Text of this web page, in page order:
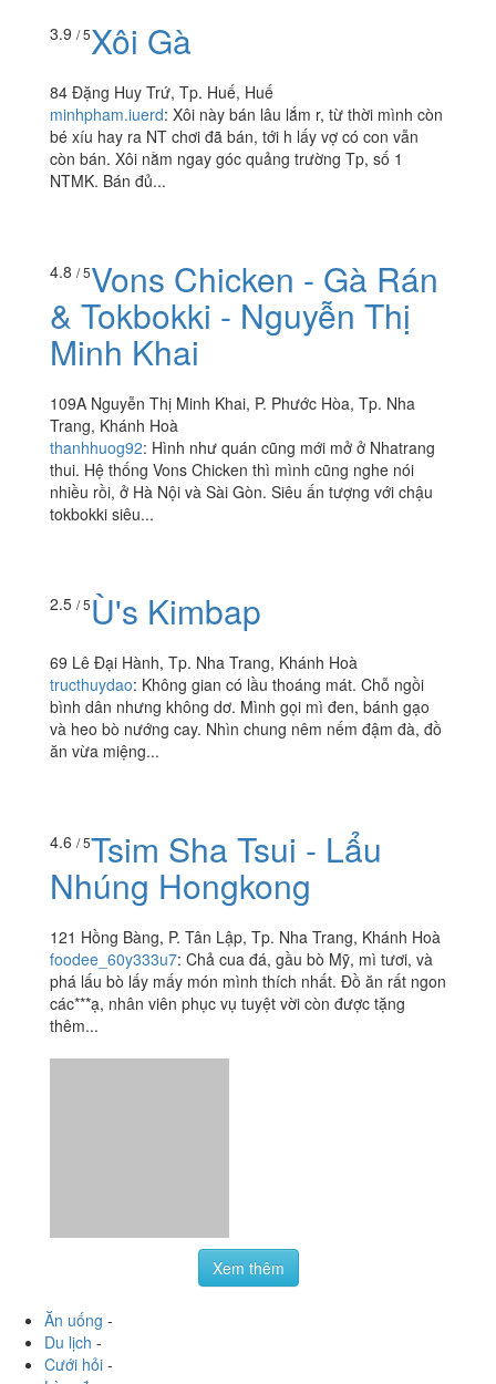
3.9/ 5Xôi Gà
84 Đặng Huy Trứ, Tp. Huế, Huế
NTMK. Bán đủ...
4.8 / 5 Vons Chicken - Gà Rán
& Tokbokki - Nguyễn Thị
Minh Khai
109A Nguyễn Thị Minh Khai, P. Phước Hòa, Tp. Nha
Trang, Khánh Hoà
tokbokki siêu...
2.5/ 5Ù's Kimbap
69 Lê Đại Hành, Tp. Nha Trang, Khánh Hoà
ăn vừa miệng...
4.6 / 5Tsim Sha Tsui - Lẩu
Nhúng Hongkong
121 Hồng Bàng, P. Tân Lập, Tp. Nha Trang, Khánh Hoà
Ăn uống-
Làm đẹp
Vui chơi-
Mua sắm
Giáo dục